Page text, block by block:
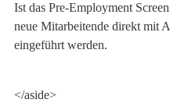
Ist das Pre-Employment
neue Mitarbeitende direkt mit
eingeführt werden.
</aside>